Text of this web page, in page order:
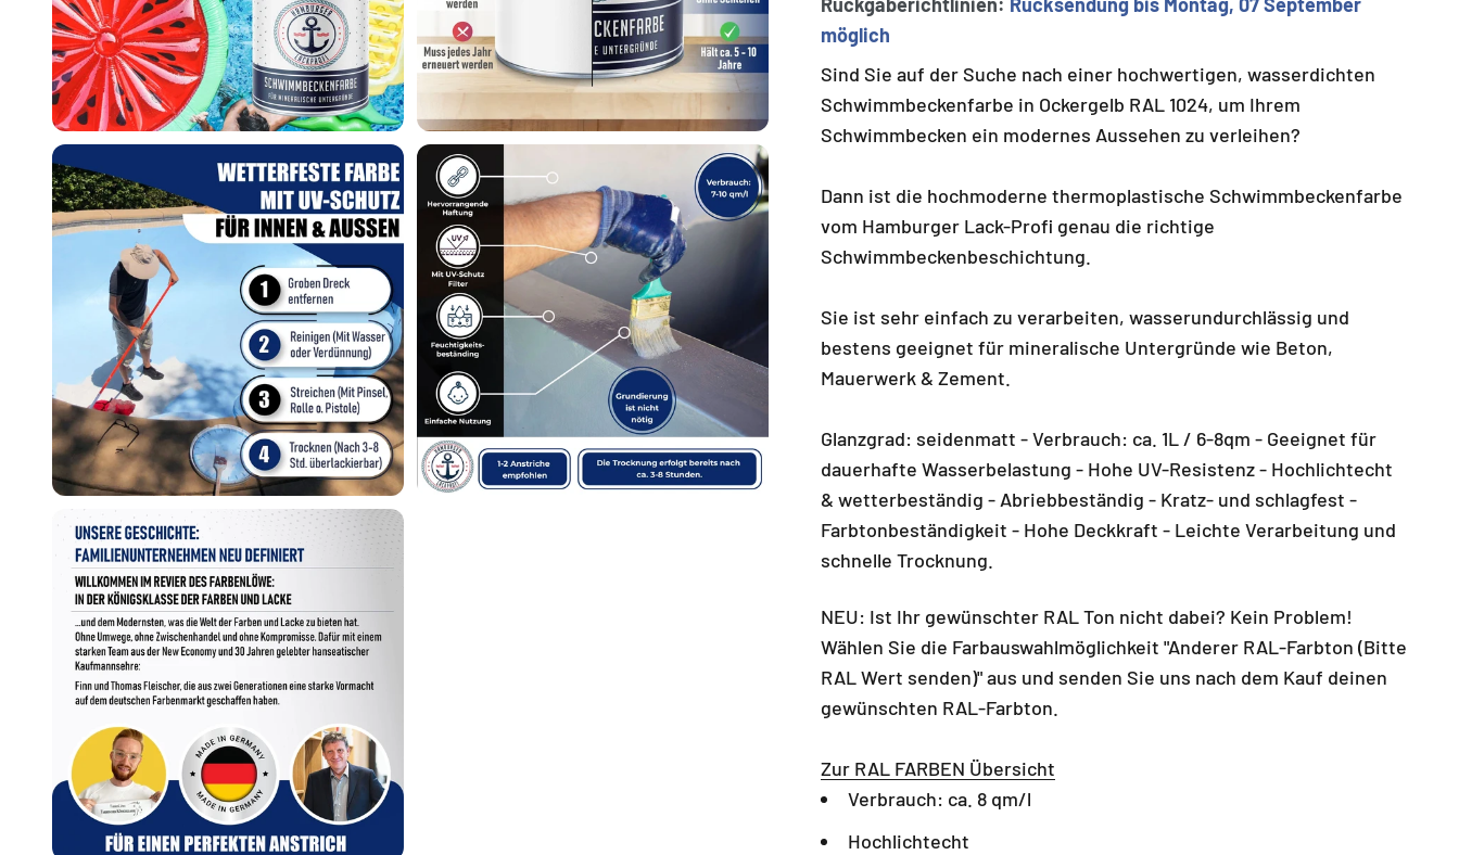
möglich
Sind Sie auf der Suche nach einer hochwertigen, wasserdichten
Schwimmbeckenfarbe in Ockergelb RAL 1024, um Ihrem
Schwimmbecken ein modernes Aussehen zu verleihen?
Dann ist die hochmoderne thermoplastische Schwimmbeckenfarbe
vom Hamburger Lack-Profi genau die richtige
Schwimmbeckenbeschichtung.
Sie ist sehr einfach zu verarbeiten, wasserundurchlässig und
bestens geeignet für mineralische Untergründe wie Beton,
Mauerwerk & Zement.
Glanzgrad: seidenmatt - Verbrauch: ca. 1L / 6-8qm - Geeignet für
dauerhafte Wasserbelastung - Hohe UV-Resistenz - Hochlichtecht
& wetterbeständig - Abriebbeständig - Kratz- und schlagfest -
Farbtonbeständigkeit - Hohe Deckkraft - Leichte Verarbeitung und
schnelle Trocknung.
NEU: Ist Ihr gewünschter RAL Ton nicht dabei? Kein Problem!
Wählen Sie die Farbauswahlmöglichkeit "Anderer RAL-Farbton (Bitte
RAL Wert senden)" aus und senden Sie uns nach dem Kauf deinen
gewünschten RAL-Farbton.
Zur RAL FARBEN Übersicht
Verbrauch: ca. 8 qm/l
Hochlichtecht